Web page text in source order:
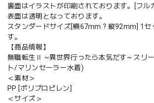
裏面はイラストが印刷されております。[フル
表面は透明となっております。
スタンダードサイズ[横67mm ? 縦92mm] 1セ
す。
【商品情報】
無職転生Ⅱ ~異世界行ったら本気だす~ スリ
ト/マリンセーラー水着)
＜素材＞
PP [ポリプロピレン]
＜サイズ＞